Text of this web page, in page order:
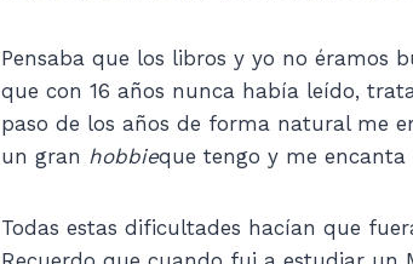
Pensaba que los libros y yo no éramos
que con 16 años nunca había leído,
paso de los años de forma natural me
un gran hobbieque tengo y me encanta
Todas estas dificultades hacían que